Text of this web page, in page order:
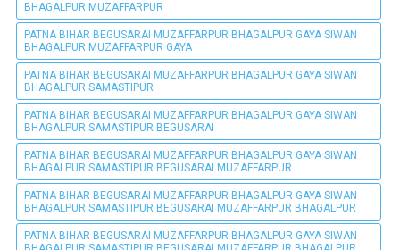
BHAGALPUR MUZAFFARPUR
PATNA BIHAR BEGUSARAI MUZAFFARPUR BHAGALPUR GAYA SIWAN
BHAGALPUR MUZAFFARPUR GAYA
PATNA BIHAR BEGUSARAI MUZAFFARPUR BHAGALPUR GAYA SIWAN
BHAGALPUR SAMASTIPUR
PATNA BIHAR BEGUSARAI MUZAFFARPUR BHAGALPUR GAYA SIWAN
BHAGALPUR SAMASTIPUR BEGUSARAI
PATNA BIHAR BEGUSARAI MUZAFFARPUR BHAGALPUR GAYA SIWAN
BHAGALPUR SAMASTIPUR BEGUSARAI MUZAFFARPUR
PATNA BIHAR BEGUSARAI MUZAFFARPUR BHAGALPUR GAYA SIWAN
BHAGALPUR SAMASTIPUR BEGUSARAI MUZAFFARPUR BHAGALPUR
PATNA BIHAR BEGUSARAI MUZAFFARPUR BHAGALPUR GAYA SIWAN